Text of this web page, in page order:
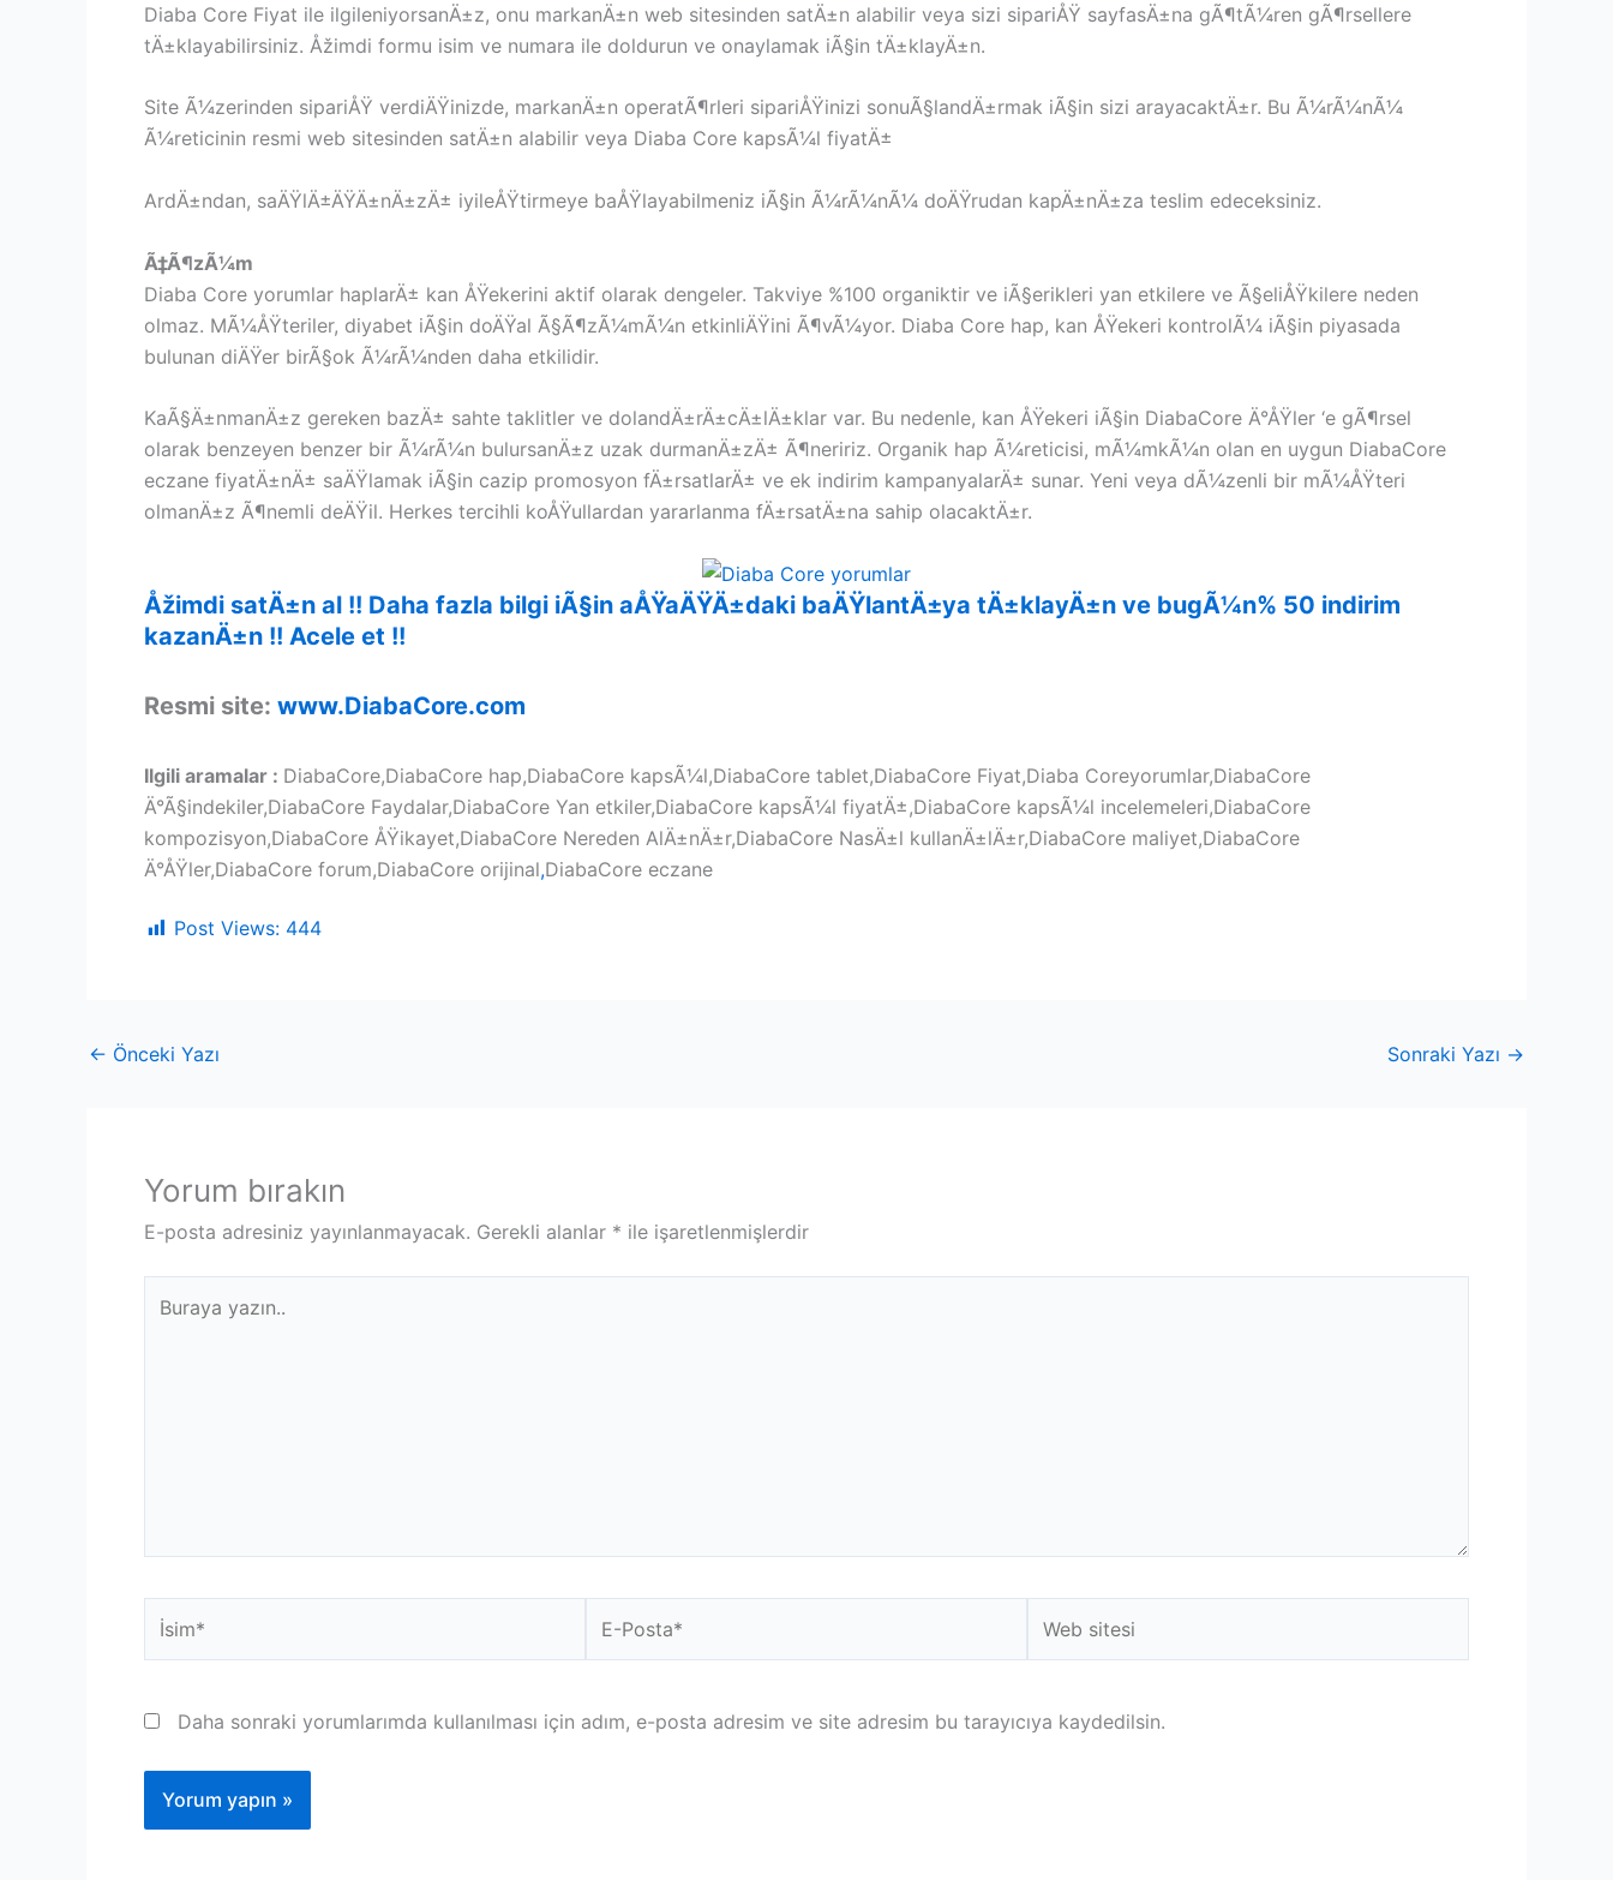
Diaba Core Fiyat ile ilgileniyorsanÄ±z, onu markanÄ±n web sitesinden satÄ±n alabilir veya sizi sipariÅŸ sayfasÄ±na gÃ¶tÃ¼ren gÃ¶rsellere
tÄ±klayabilirsiniz. Åžimdi formu isim ve numara ile doldurun ve onaylamak iÃ§in tÄ±klayÄ±n.
Site Ã¼zerinden sipariÅŸ verdiÄŸinizde, markanÄ±n operatÃ¶rleri sipariÅŸinizi sonuÃ§landÄ±rmak iÃ§in sizi arayacaktÄ±r. Bu Ã¼rÃ¼nÃ¼
Ã¼reticinin resmi web sitesinden satÄ±n alabilir veya Diaba Core kapsÃ¼l fiyatÄ±
ArdÄ±ndan, saÄŸlÄ±ÄŸÄ±nÄ±zÄ± iyileÅŸtirmeye baÅŸlayabilmeniz iÃ§in Ã¼rÃ¼nÃ¼ doÄŸrudan kapÄ±nÄ±za teslim edeceksiniz.
Ã‡Ã¶zÃ¼m
Diaba Core yorumlar haplarÄ± kan ÅŸekerini aktif olarak dengeler. Takviye %100 organiktir ve iÃ§erikleri yan etkilere ve Ã§eliÅŸkilere neden
olmaz. MÃ¼ÅŸteriler, diyabet iÃ§in doÄŸal Ã§Ã¶zÃ¼mÃ¼n etkinliÄŸini Ã¶vÃ¼yor. Diaba Core hap, kan ÅŸekeri kontrolÃ¼ iÃ§in piyasada
bulunan diÄŸer birÃ§ok Ã¼rÃ¼nden daha etkilidir.
KaÃ§Ä±nmanÄ±z gereken bazÄ± sahte taklitler ve dolandÄ±rÄ±cÄ±lÄ±klar var. Bu nedenle, kan ÅŸekeri iÃ§in DiabaCore Ä°ÅŸler ‘e gÃ¶rsel
olarak benzeyen benzer bir Ã¼rÃ¼n bulursanÄ±z uzak durmanÄ±zÄ± Ã¶neririz. Organik hap Ã¼reticisi, mÃ¼mkÃ¼n olan en uygun DiabaCore
eczane fiyatÄ±nÄ± saÄŸlamak iÃ§in cazip promosyon fÄ±rsatlarÄ± ve ek indirim kampanyalarÄ± sunar. Yeni veya dÃ¼zenli bir mÃ¼ÅŸteri
olmanÄ±z Ã¶nemli deÄŸil. Herkes tercihli koÅŸullardan yararlanma fÄ±rsatÄ±na sahip olacaktÄ±r.
Åžimdi satÄ±n al !! Daha fazla bilgi iÃ§in aÅŸaÄŸÄ±daki baÄŸlantÄ±ya tÄ±klayÄ±n ve bugÃ¼n% 50 indirim
kazanÄ±n !! Acele et !!
Resmi site: www.DiabaCore.com
Ilgili aramalar : DiabaCore,DiabaCore hap,DiabaCore kapsÃ¼l,DiabaCore tablet,DiabaCore Fiyat,Diaba Coreyorumlar,DiabaCore
Ä°Ã§indekiler,DiabaCore Faydalar,DiabaCore Yan etkiler,DiabaCore kapsÃ¼l fiyatÄ±,DiabaCore kapsÃ¼l incelemeleri,DiabaCore
kompozisyon,DiabaCore ÅŸikayet,DiabaCore Nereden AlÄ±nÄ±r,DiabaCore NasÄ±l kullanÄ±lÄ±r,DiabaCore maliyet,DiabaCore
Ä°ÅŸler,DiabaCore forum,DiabaCore orijinal,DiabaCore eczane
Post Views: 444
← Önceki Yazı Sonraki Yazı →
Yorum bırakın
E-posta adresiniz yayınlanmayacak. Gerekli alanlar * ile işaretlenmişlerdir
yazın..
İsim*
Posta*
sitesi
Daha sonraki yorumlarımda kullanılması için adım, e-posta adresim ve site adresim bu tarayıcıya kaydedilsin.